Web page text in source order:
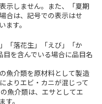
示しません。また、「夏期
合は、記号での表示はせ
す。
「落花生」「えび」「か
を含んでいる場合に品目名
魚介類を原材料として製造
よりエビ・カニが混じって
魚介類は、エサとしてエ
。